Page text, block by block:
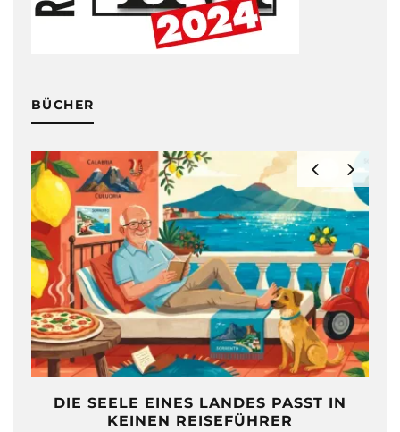
BÜCHER
DIE SEELE EINES LANDES PASST IN
KEINEN REISEFÜHRER